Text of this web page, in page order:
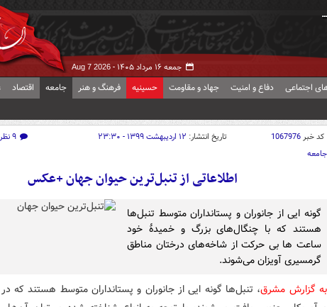
جمعه ۱۶ مرداد ۱۴۰۵ - Aug 7 2026
اجتماعی دفاع و امنیت جهاد و مقاومت حسینیه فرهنگ و هنر جامعه اقتصاد
کد خبر1067976 تاریخ انتشار: ۱۲ اردیبهشت ۱۳۹۹ - ۲۳:۳۰ ۹ نظر
جامعه
اطلاعاتی از تنبل‌ترین حیوان جهان +عکس
گونه ایی از جانوران و پستانداران متوسط تنبل‌ها
هستند که با چنگال‌های بزرگ و خمیدهٔ خود
ساعت ها بی حرکت از شاخه‌های درختان مناطق
گرمسیری آویزان می‌شوند.
به گزارش مشرق، تنبل‌ها گونه ایی از جانوران و پستانداران متوسط هستند که